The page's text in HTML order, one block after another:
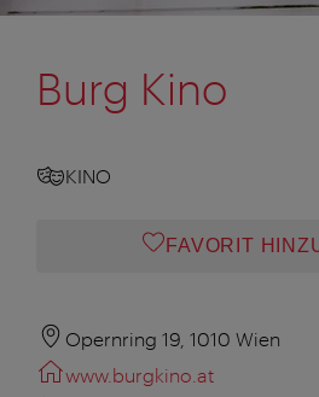
Burg Kino
KINO
FAVORIT
Opernring 19, 1010 Wien
www.burgkino.at